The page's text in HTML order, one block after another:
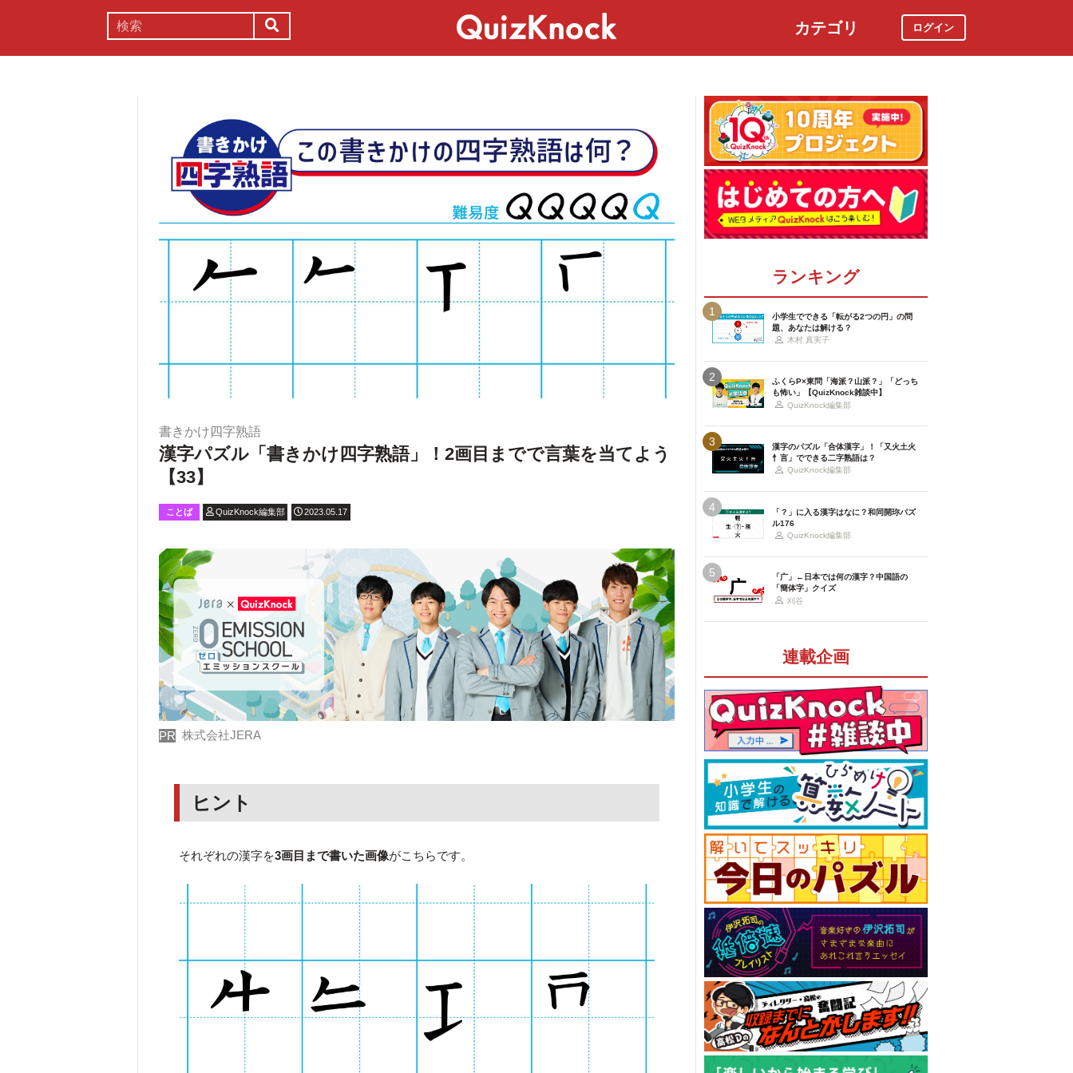
カテゴリ ログイン
書きかけ四字熟語
漢字パズル「書きかけ四字熟語」！2画目までで言葉を当てよう
【33】
ことば QuizKnock編集部 2023.05.17
PR 株式会社JERA
ヒント
それぞれの漢字を3画目まで書いた画像がこちらです。
ランキング
1
小学生でできる「転がる2つの円」の問
題、あなたは解ける？
木村 真実子
2
ふくらP×東問「海派？山派？」「どっち
も怖い」【QuizKnock雑談中】
QuizKnock編集部
3
漢字のパズル「合体漢字」！「又火土火
忄言」でできる二字熟語は？
QuizKnock編集部
4
「？」に入る漢字はなに？和同開珎パズ
ル176
QuizKnock編集部
5
「广」←日本では何の漢字？中国語の
「簡体字」クイズ
刈谷
連載企画